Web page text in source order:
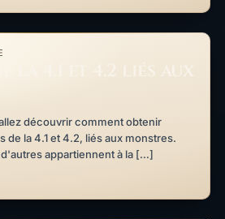
découvrir comment obtenir
de la 4.1 et 4.2, liés aux monstres.
appartiennent à la […]
liés aux monstres